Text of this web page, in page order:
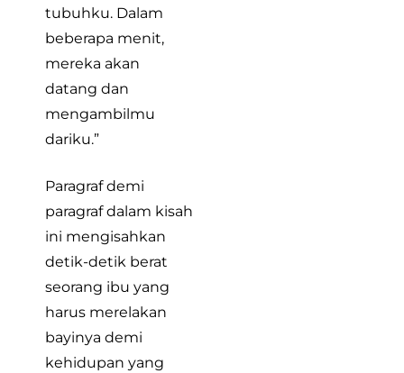
tubuhku. Dalam
beberapa menit,
mereka akan
datang dan
mengambilmu
dariku.”
Paragraf demi
paragraf dalam kisah
ini mengisahkan
detik-detik berat
seorang ibu yang
harus merelakan
bayinya demi
kehidupan yang